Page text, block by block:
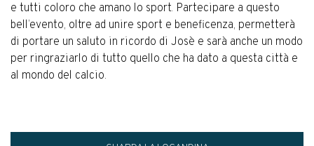
e tutti coloro che amano lo sport. Partecipare a questo
bell’evento, oltre ad unire sport e beneficenza, permetterà
di portare un saluto in ricordo di Josè e sarà anche un modo
per ringraziarlo di tutto quello che ha dato a questa città e
al mondo del calcio.